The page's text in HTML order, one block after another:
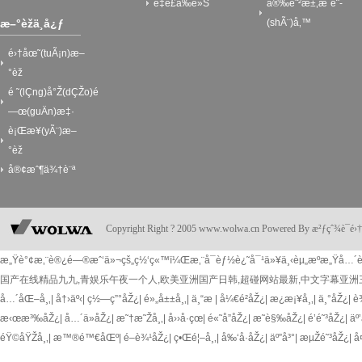
æ–°èžä¸­å¿ƒ
é›†åœ˜(tuÃ¡n)æ–
°èž
é ˜(lÇng)å°Ž(dÇŽo)é
—œ(guÄn)æ‡·
è¡Œæ¥­(yÃ¨)æ–
°èž
å®¢æˆ¶ä¾†è¨ª
é‡è£å‰è»Š
å®‰é˜²æ±‚æ´è¨­
(shÃ¨)å‚™
Copyright Right ? 2005 www.wolwa.cn Powered By
国产在线精品九九,青娱乐午夜一个人,欧美亚洲国产日韩,超碰网站最新,中文字幕亚
å…´åŒ–å¸‚ å†›äº‹ ç½—ç”°åŽ¿ é»„å±±å¸‚ ä¸“æ  å¼€é²åŽ¿ æ¿æ¡¥å¸‚ ä¸°åŽ¿
æ‹œæ³‰åŽ¿ å…´ä»åŽ¿ æ˜†æ˜Žå¸‚ å››å·çœ é«˜å”åŽ¿ æ˜­è§‰åŽ¿ é’é˜³åŽ¿
éŸ©åŸŽå¸‚ æ™®é™€åŒº| é–è¾¹åŽ¿ ç•Œé¦–å¸‚ å‰‘å·åŽ¿ äº”å³° æµŽé˜³åŽ¿